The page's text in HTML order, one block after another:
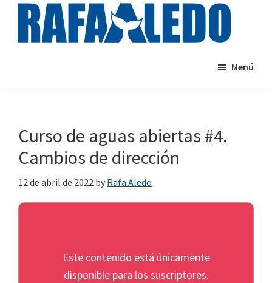
contenido
Menú
Curso de aguas abiertas #4.
Cambios de dirección
12 de abril de 2022 by Rafa Aledo
Este contenido está únicamente
disponible para los suscriptores.